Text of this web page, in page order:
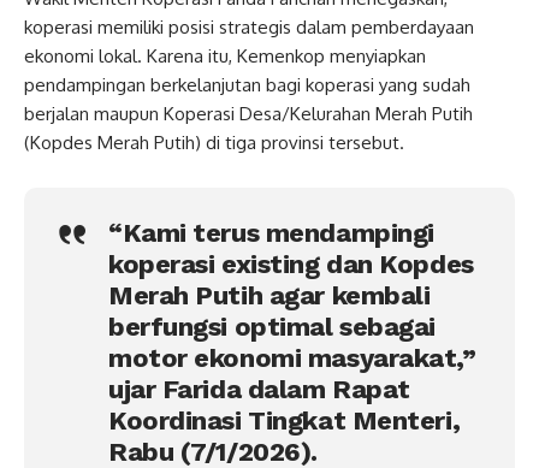
koperasi memiliki posisi strategis dalam pemberdayaan
ekonomi lokal. Karena itu, Kemenkop menyiapkan
pendampingan berkelanjutan bagi koperasi yang sudah
berjalan maupun Koperasi Desa/Kelurahan Merah Putih
(Kopdes Merah Putih) di tiga provinsi tersebut.
“Kami terus mendampingi
koperasi existing dan Kopdes
Merah Putih agar kembali
berfungsi optimal sebagai
motor ekonomi masyarakat,”
ujar Farida dalam Rapat
Koordinasi Tingkat Menteri,
Rabu (7/1/2026).